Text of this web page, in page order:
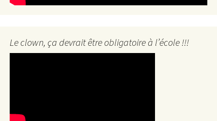
Le clown, ça devrait être obligatoire à l’école !!!